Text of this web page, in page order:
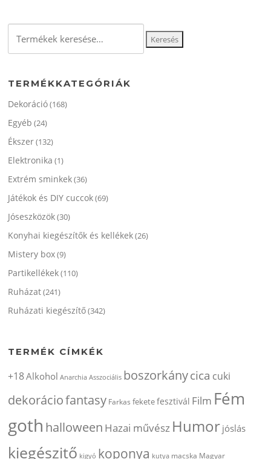
A
a
választhatók
következőre:
Keresés
TERMÉKKATEGÓRIÁK
Dekoráció(168)
Egyéb (24)
Ékszer(132)
Elektronika (1)
Extrém sminkek(36)
Játékok és DIY cuccok(69)
Jóseszközök(30)
Konyhai kiegészítők és kellékek(26)
Mistery box(9)
Partikellékek(110)
Ruházat(241)
Ruházati kiegészítő(342)
TERMÉK CÍMKÉK
+18Alkohol Anarchia Asszociális boszorkánycica cuki
dekoráciofantasy Farkas feketefesztivál Film Fém
goth halloween Hazai művész Humor jóslás
kiegészitő kigyó koponya kutya macska Magyar